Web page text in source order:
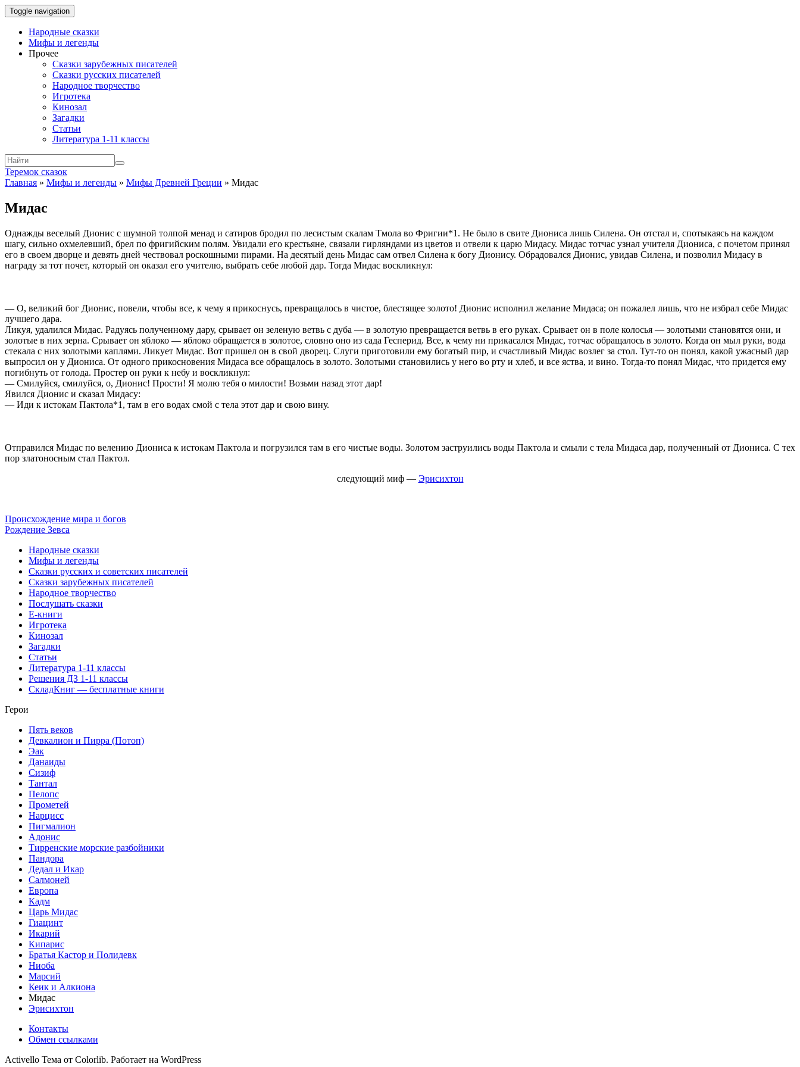
Toggle navigation
Народные сказки
Мифы и легенды
Прочее
Сказки зарубежных писателей
Сказки русских писателей
Народное творчество
Игротека
Кинозал
Загадки
Статьи
Литература 1-11 классы
Теремок сказок
Главная » Мифы и легенды » Мифы Древней Греции » Мидас
Мидас
Однажды веселый Дионис с шумной толпой менад и сатиров бродил по лесистым скалам Тмола во Фригии*1. Не было в свите Диониса лишь Силена. Он отстал и, спотыкаясь на каждом
шагу, сильно охмелевший, брел по фригийским полям. Увидали его крестьяне, связали гирляндами из цветов и отвели к царю Мидасу. Мидас тотчас узнал учителя Диониса, с почетом принял
его в своем дворце и девять дней чествовал роскошными пирами. На десятый день Мидас сам отвел Силена к богу Дионису. Обрадовался Дионис, увидав Силена, и позволил Мидасу в
награду за тот почет, который он оказал его учителю, выбрать себе любой дар. Тогда Мидас воскликнул:
— О, великий бог Дионис, повели, чтобы все, к чему я прикоснусь, превращалось в чистое, блестящее золото! Дионис исполнил желание Мидаса; он пожалел лишь, что не избрал себе Мидас
лучшего дара.
Ликуя, удалился Мидас. Радуясь полученному дару, срывает он зеленую ветвь с дуба — в золотую превращается ветвь в его руках. Срывает он в поле колосья — золотыми становятся они, и
золотые в них зерна. Срывает он яблоко — яблоко обращается в золотое, словно оно из сада Гесперид. Все, к чему ни прикасался Мидас, тотчас обращалось в золото. Когда он мыл руки, вода
стекала с них золотыми каплями. Ликует Мидас. Вот пришел он в свой дворец. Слуги приготовили ему богатый пир, и счастливый Мидас возлег за стол. Тут-то он понял, какой ужасный дар
выпросил он у Диониса. От одного прикосновения Мидаса все обращалось в золото. Золотыми становились у него во рту и хлеб, и все яства, и вино. Тогда-то понял Мидас, что придется ему
погибнуть от голода. Простер он руки к небу и воскликнул:
— Смилуйся, смилуйся, о, Дионис! Прости! Я молю тебя о милости! Возьми назад этот дар!
Явился Дионис и сказал Мидасу:
— Иди к истокам Пактола*1, там в его водах смой с тела этот дар и свою вину.
Отправился Мидас по велению Диониса к истокам Пактола и погрузился там в его чистые воды. Золотом заструились воды Пактола и смыли с тела Мидаса дар, полученный от Диониса. С тех
пор златоносным стал Пактол.
следующий миф — Эрисихтон
Происхождение мира и богов
Рождение Зевса
Народные сказки
Мифы и легенды
Сказки русских и советских писателей
Сказки зарубежных писателей
Народное творчество
Послушать сказки
Е-книги
Игротека
Кинозал
Загадки
Статьи
Литература 1-11 классы
Решения ДЗ 1-11 классы
СкладКниг — бесплатные книги
Герои
Пять веков
Девкалион и Пирра (Потоп)
Эак
Данаиды
Сизиф
Тантал
Пелопс
Прометей
Нарцисс
Пигмалион
Адонис
Тирренские морские разбойники
Пандора
Дедал и Икар
Салмоней
Европа
Кадм
Царь Мидас
Гиацинт
Икарий
Кипарис
Братья Кастор и Полидевк
Ниоба
Марсий
Кеик и Алкиона
Мидас
Эрисихтон
Контакты
Обмен ссылками
Activello Тема от Colorlib. Работает на WordPress